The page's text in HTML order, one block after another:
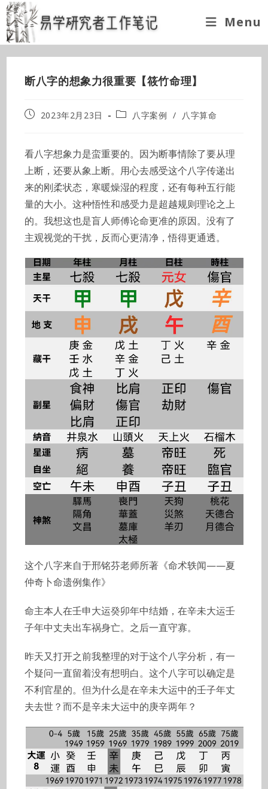
Skip
to
content
Menu
断八字的想象力很重要【筱竹命理】
Post2023年2月23日
Post八字案例 / 八字算命
看八字想象力是蛮重要的。因为断事情除了要从理
上断，还要从象上断。用心去感受这个八字传递出
来的刚柔状态，寒暖燥湿的程度，还有每种五行能
量的大小。这种悟性和感受力是超越规则理论之上
的。我想这也是盲人师傅论命更准的原因。没有了
主观视觉的干扰，反而心更清净，悟得更通透。
这个八字来自于邢铭芬老师所著《命术轶闻——夏
仲奇卜命遗例集作》
命主本人在壬申大运癸卯年中结婚，在辛未大运壬
子年中丈夫出车祸身亡。之后一直守寡。
昨天又打开之前我整理的对于这个八字分析，有一
个疑问一直留着没有想明白。这个八字可以确定是
不利官星的。但为什么是在辛未大运中的壬子年丈
夫去世？而不是辛未大运中的庚辛两年？